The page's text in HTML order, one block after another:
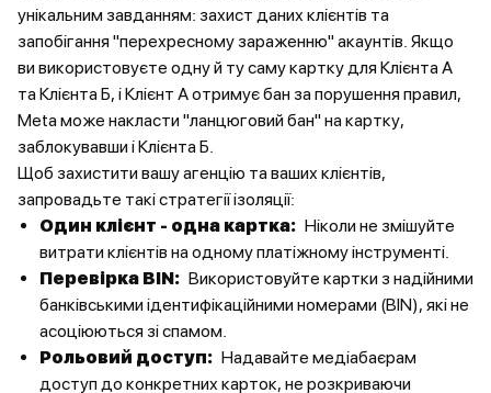
унікальним завданням: захист даних клієнтів та
запобігання "перехресному зараженню" акаунтів. Якщо
ви використовуєте одну й ту саму картку для Клієнта А
та Клієнта Б, і Клієнт А отримує бан за порушення правил,
Meta може накласти "ланцюговий бан" на картку,
заблокувавши і Клієнта Б.
Щоб захистити вашу агенцію та ваших клієнтів,
запровадьте такі стратегії ізоляції:
Один клієнт - одна картка: Ніколи не змішуйте
витрати клієнтів на одному платіжному інструменті.
Перевірка BIN: Використовуйте картки з надійними
банківськими ідентифікаційними номерами (BIN), які не
асоціюються зі спамом.
Рольовий доступ: Надавайте медіабаєрам
доступ до конкретних карток, не розкриваючи